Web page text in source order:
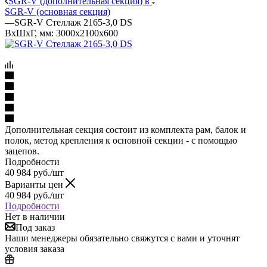
SGR-V (основная секция)
—SGR-V Стеллаж 2165-3,0 DS
ВхШхГ, мм: 3000x2100x600
Дополнительная секция состоит из комплекта рам, балок и
полок, метод крепления к основной секции - с помощью
зацепов.
Подробности
40 984 руб./шт
Варианты цен
40 984 руб./шт
Подробности
Нет в наличии
Под заказ
Наши менеджеры обязательно свяжутся с вами и уточнят
условия заказа